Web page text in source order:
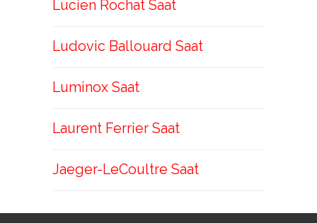
Lucien Rochat Saat
Ludovic Ballouard Saat
Luminox Saat
Laurent Ferrier Saat
Jaeger-LeCoultre Saat